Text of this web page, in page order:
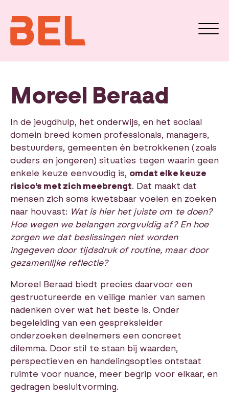
Moreel Beraad
In de jeugdhulp, het onderwijs, en het sociaal
domein breed komen professionals, managers,
bestuurders, gemeenten én betrokkenen (zoals
ouders en jongeren) situaties tegen waarin geen
enkele keuze eenvoudig is, omdat elke keuze
risico’s met zich meebrengt. Dat maakt dat
mensen zich soms kwetsbaar voelen en zoeken
naar houvast: Wat is hier het juiste om te doen?
Hoe wegen we belangen zorgvuldig af? En hoe
zorgen we dat beslissingen niet worden
ingegeven door tijdsdruk of routine, maar door
gezamenlijke reflectie?
Moreel Beraad biedt precies daarvoor een
gestructureerde en veilige manier van samen
nadenken over wat het beste is. Onder
begeleiding van een gespreksleider
onderzoeken deelnemers een concreet
dilemma. Door stil te staan bij waarden,
perspectieven en handelingsopties ontstaat
ruimte voor nuance, meer begrip voor elkaar, en
gedragen besluitvorming.